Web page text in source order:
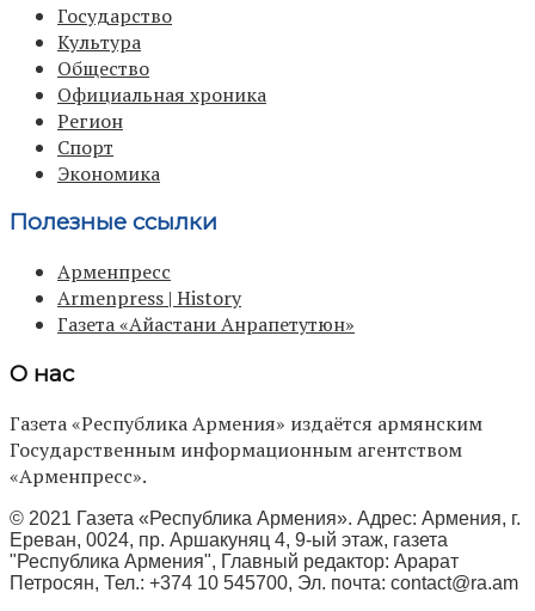
Государство
Культура
Общество
Официальная хроника
Регион
Спорт
Экономика
Полезные ссылки
Арменпресс
Armenpress | History
Газета «Айастани Анрапетутюн»
О нас
Газета «Республика Армения» издаётся армянским
Государственным информационным агентством
«Арменпресс».
© 2021 Газета «Республика Армения». Адрес: Армения, г.
Ереван, 0024, пр. Аршакуняц 4, 9-ый этаж, газета
"Республика Армения", Главный редактор: Арарат
Петросян, Тел.: +374 10 545700, Эл. почта: contact@ra.am